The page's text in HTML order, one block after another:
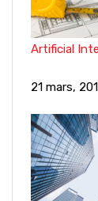
Artificial
21 mars,